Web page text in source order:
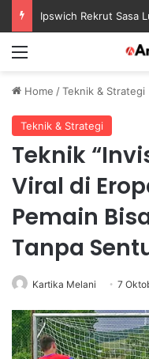
Home /Teknik & Strategi
Teknik & Strategi
Teknik
Viral di
Pemain
Tanpa
Kartika Melani 7